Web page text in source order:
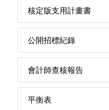
核定版支用計畫書
公開招標紀錄
會計師查核報告
平衡表